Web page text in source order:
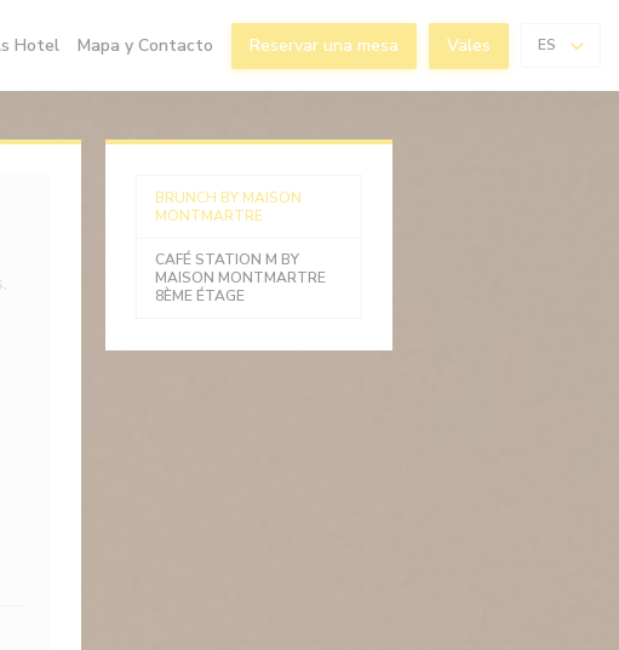
Hotel ((abre en una nueva ventana))
Mapa y Contacto Reservar una mesa Vales ES
BRUNCH BY MAISON
MONTMARTRE
CAFÉ STATION M BY
MAISON MONTMARTRE
8ÈME ÉTAGE